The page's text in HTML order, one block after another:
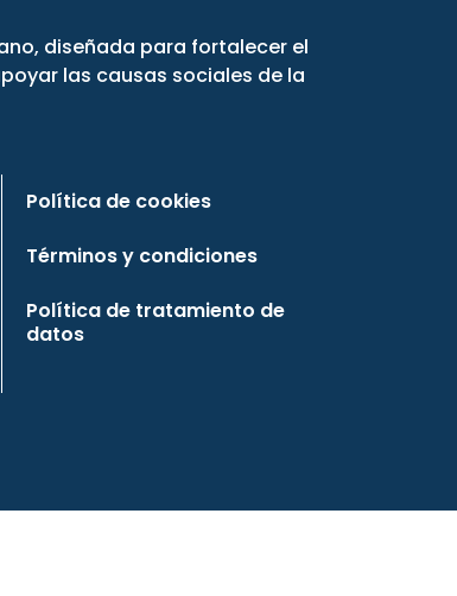
diseñada para fortalecer el
las causas sociales de la
Política de cookies
Términos y condiciones
Política de tratamiento de
datos